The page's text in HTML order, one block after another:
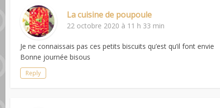
La cuisine de poupoule
22 octobre 2020 à 11 h 33 min
Je ne connaissais pas ces petits biscuits qu’est qu’il font envie
Bonne journée bisous
Reply